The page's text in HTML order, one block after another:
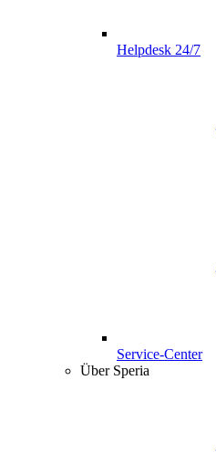
Helpdesk 24/7
Service-Center
Über Speria